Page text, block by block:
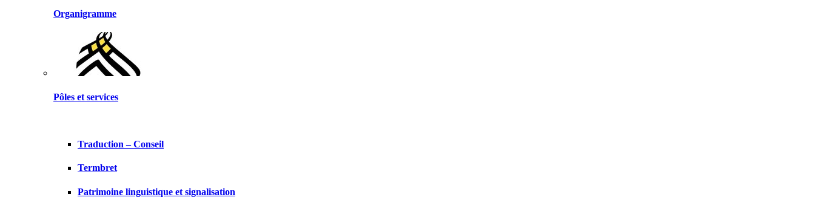
Organigramme
Pôles et services
Traduction – Conseil
Termbret
Patrimoine linguistique et signalisation